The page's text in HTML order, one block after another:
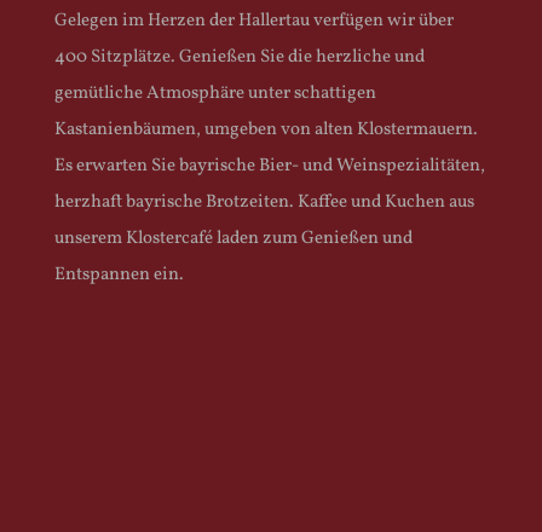
Gelegen im Herzen der Hallertau verfügen wir über
400 Sitzplätze. Genießen Sie die herzliche und
gemütliche Atmosphäre unter schattigen
Kastanienbäumen, umgeben von alten Klostermauern.
Es erwarten Sie bayrische Bier- und Weinspezialitäten,
herzhaft bayrische Brotzeiten. Kaffee und Kuchen aus
unserem Klostercafé laden zum Genießen und
Entspannen ein.